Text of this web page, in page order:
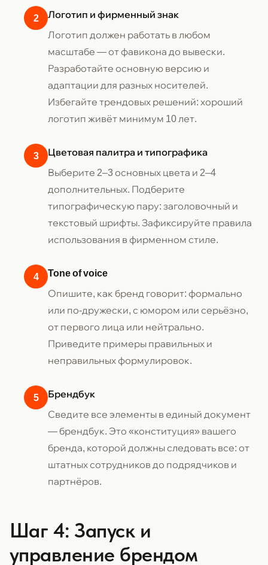
Логотип и фирменный знак
Логотип должен работать в любом
масштабе — от фавикона до вывески.
Разработайте основную версию и
адаптации для разных носителей.
Избегайте трендовых решений: хороший
логотип живёт минимум 10 лет.
Цветовая палитра и типографика
Выберите 2–3 основных цвета и 2–4
дополнительных. Подберите
типографическую пару: заголовочный и
текстовый шрифты. Зафиксируйте правила
использования в фирменном стиле.
Tone of voice
Опишите, как бренд говорит: формально
или по-дружески, с юмором или серьёзно,
от первого лица или нейтрально.
Приведите примеры правильных и
неправильных формулировок.
Брендбук
Сведите все элементы в единый документ
— брендбук. Это «конституция» вашего
бренда, которой должны следовать все: от
штатных сотрудников до подрядчиков и
партнёров.
Шаг 4: Запуск и
управление брендом